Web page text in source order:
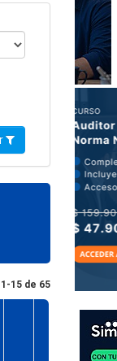
15 de 65